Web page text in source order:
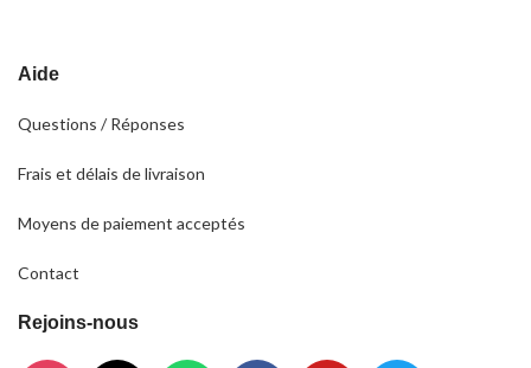
Aide
Questions / Réponses
Frais et délais de livraison
Moyens de paiement acceptés
Contact
Rejoins-nous